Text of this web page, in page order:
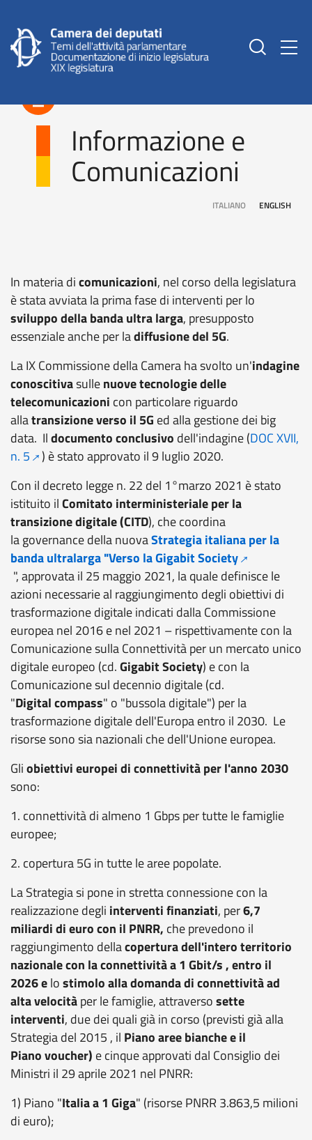
Informazione e
Comunicazioni
ITALIANO ENGLISH
In materia dicomunicazioni, nel corso della legislatura
è stata avviata la prima fase di interventi per lo
sviluppo della banda ultra larga, presupposto
essenziale anche per ladiffusione del 5G.
La IX Commissione della Camera ha svolto un'indagine
conoscitivasullenuove tecnologie delle
telecomunicazioni con particolare riguardo
allatransizione verso il 5G ed alla gestione dei big
data. Ildocumento conclusivo dell'indagine (DOC XVII,
n. 5
) è stato approvato il 9 luglio 2020.
Con il decreto legge n. 22 del 1°marzo 2021 è stato
istituito ilComitato interministeriale per la
transizione digitale (CITD), che coordina
la governance della nuovaStrategia italiana per la
banda ultralarga "Verso la Gigabit Society
", approvata il 25 maggio 2021, la qualedefinisce le
azioni necessarie al raggiungimento degli obiettivi di
trasformazione digitale indicati dalla Commissione
europea nel 2016 e nel 2021 – rispettivamente con la
Comunicazione sulla Connettività per un mercato unico
digitale europeo (cd.Gigabit Society) e con la
Comunicazione sul decennio digitale (cd.
"Digitalcompass" o "bussola digitale") per la
trasformazione digitale dell'Europa entro il 2030. Le
risorse sono sia nazionali che dell'Unione europea.
Gliobiettivi europei di connettività per l'anno 2030
sono:
1. connettività di almeno 1 Gbps per tutte le famiglie
europee;
2. copertura 5G in tutte le aree popolate.
La Strategia si pone in stretta connessione con la
realizzazione degli interventi finanziati, per6,7
miliardi di euro con il PNRR, che prevedono il
raggiungimento dellacopertura dell'intero territorio
nazionale con la connettività a 1 Gbit/s , entro il
2026 elostimolo alla domanda di connettività ad
alta velocitàper le famiglie, attraversosette
interventi, due dei quali già in corso (previsti già alla
Strategia del 2015 , il Piano aree bianche e il
Piano voucher) e cinque approvati dal Consiglio dei
Ministri il 29 aprile 2021 nel PNRR:
1) Piano "Italia a 1 Giga" (risorse PNRR 3.863,5 milioni
di euro);